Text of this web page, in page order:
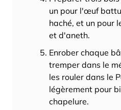
un pour l'œuf
haché, et un pour
et d'aneth.
Enrober chaque
tremper dans le
les rouler dans le
légèrement pour
chapelure.